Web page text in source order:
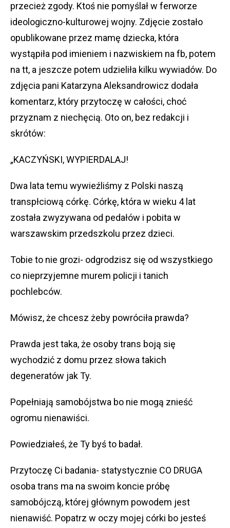
przecież zgody. Ktoś nie pomyślał w ferworze
ideologiczno-kulturowej wojny. Zdjęcie zostało
opublikowane przez mamę dziecka, która
wystąpiła pod imieniem i nazwiskiem na fb, potem
na tt, a jeszcze potem udzieliła kilku wywiadów. Do
zdjęcia pani Katarzyna Aleksandrowicz dodała
komentarz, który przytoczę w całości, choć
przyznam z niechęcią. Oto on, bez redakcji i
skrótów:
„KACZYŃSKI, WYPIERDALAJ!
Dwa lata temu wywieźliśmy z Polski naszą
transpłciową córkę. Córkę, która w wieku 4 lat
została zwyzywana od pedałów i pobita w
warszawskim przedszkolu przez dzieci.
Tobie to nie grozi- odgrodzisz się od wszystkiego
co nieprzyjemne murem policji i tanich
pochlebców.
Mówisz, że chcesz żeby powróciła prawda?
Prawda jest taka, że osoby trans boją się
wychodzić z domu przez słowa takich
degeneratów jak Ty.
Popełniają samobójstwa bo nie mogą znieść
ogromu nienawiści.
Powiedziałeś, że Ty byś to badał.
Przytoczę Ci badania- statystycznie CO DRUGA
osoba trans ma na swoim koncie próbę
samobójczą, której głównym powodem jest
nienawiść. Popatrz w oczy mojej córki bo jesteś